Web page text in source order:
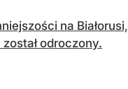
na Białorusi,
odroczony.